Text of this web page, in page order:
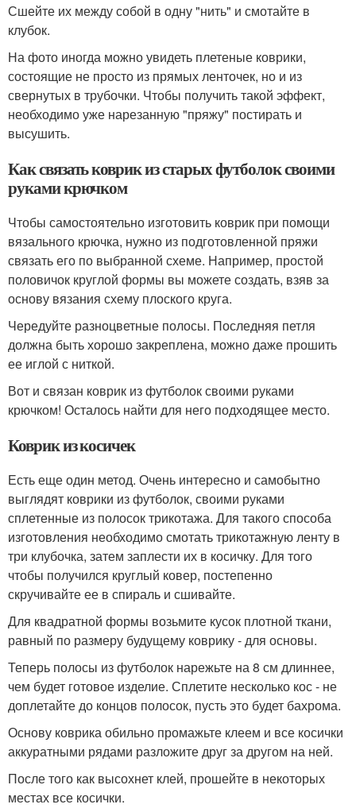
Сшейте их между собой в одну "нить" и смотайте в
клубок.
На фото иногда можно увидеть плетеные коврики,
состоящие не просто из прямых ленточек, но и из
свернутых в трубочки. Чтобы получить такой эффект,
необходимо уже нарезанную "пряжу" постирать и
высушить.
Как связать коврик из старых футболок своими
руками крючком
Чтобы самостоятельно изготовить коврик при помощи
вязального крючка, нужно из подготовленной пряжи
связать его по выбранной схеме. Например, простой
половичок круглой формы вы можете создать, взяв за
основу вязания схему плоского круга.
Чередуйте разноцветные полосы. Последняя петля
должна быть хорошо закреплена, можно даже прошить
ее иглой с ниткой.
Вот и связан коврик из футболок своими руками
крючком! Осталось найти для него подходящее место.
Коврик из косичек
Есть еще один метод. Очень интересно и самобытно
выглядят коврики из футболок, своими руками
сплетенные из полосок трикотажа. Для такого способа
изготовления необходимо смотать трикотажную ленту в
три клубочка, затем заплести их в косичку. Для того
чтобы получился круглый ковер, постепенно
скручивайте ее в спираль и сшивайте.
Для квадратной формы возьмите кусок плотной ткани,
равный по размеру будущему коврику - для основы.
Теперь полосы из футболок нарежьте на 8 см длиннее,
чем будет готовое изделие. Сплетите несколько кос - не
доплетайте до концов полосок, пусть это будет бахрома.
Основу коврика обильно промажьте клеем и все косички
аккуратными рядами разложите друг за другом на ней.
После того как высохнет клей, прошейте в некоторых
местах все косички.